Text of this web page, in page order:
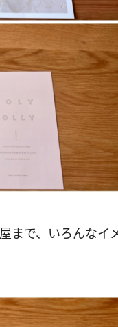
まで、いろんなイ